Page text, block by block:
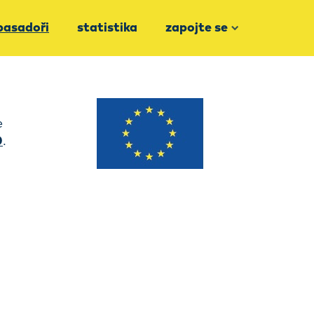
statistika zapojte se
.